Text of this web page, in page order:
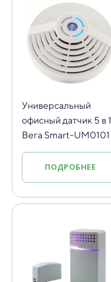
Универсальный
офисный датчик 5 в 1
Вега Smart-UM0101
ПОДРОБНЕЕ